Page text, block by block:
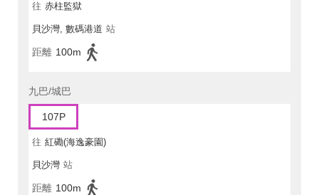
往 赤柱監獄
貝沙灣, 數碼港道 站
距離 100m
九巴/城巴
107P
往 紅磡(海逸豪園)
貝沙灣 站
距離 100m